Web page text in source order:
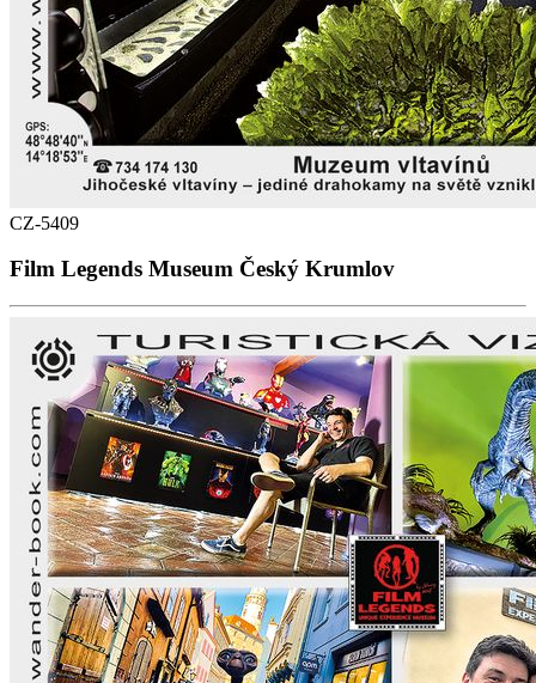
CZ-5409
Film Legends Museum Český Krumlov